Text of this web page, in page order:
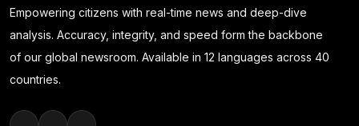
Empowering citizens with real-time news and deep-dive
analysis. Accuracy, integrity, and speed form the backbone
of our global newsroom. Available in 12 languages across 40
countries.